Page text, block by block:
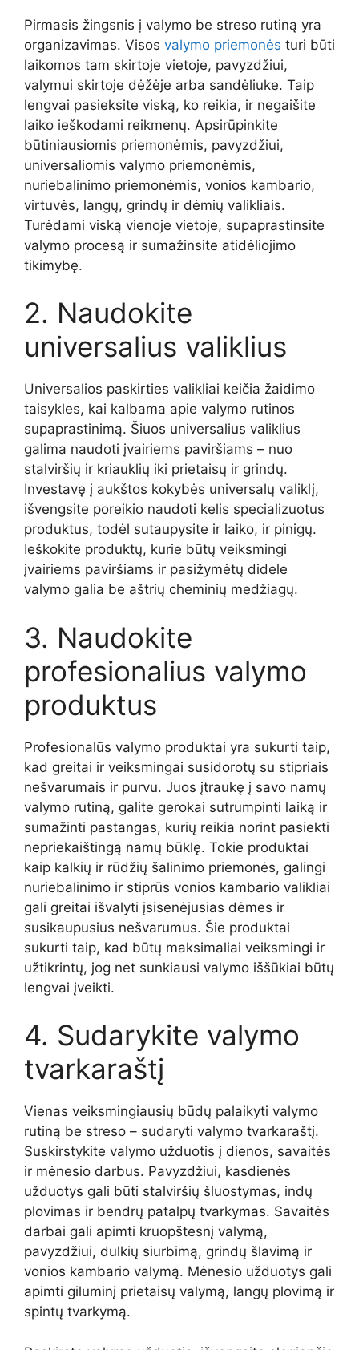
Pirmasis žingsnis į valymo be streso rutiną yra
organizavimas. Visos valymo priemonės turi būti
laikomos tam skirtoje vietoje, pavyzdžiui,
valymui skirtoje dėžėje arba sandėliuke. Taip
lengvai pasieksite viską, ko reikia, ir negaišite
laiko ieškodami reikmenų. Apsirūpinkite
būtiniausiomis priemonėmis, pavyzdžiui,
universaliomis valymo priemonėmis,
nuriebalinimo priemonėmis, vonios kambario,
virtuvės, langų, grindų ir dėmių valikliais.
Turėdami viską vienoje vietoje, supaprastinsite
valymo procesą ir sumažinsite atidėliojimo
tikimybę.
2. Naudokite
universalius valiklius
Universalios paskirties valikliai keičia žaidimo
taisykles, kai kalbama apie valymo rutinos
supaprastinimą. Šiuos universalius valiklius
galima naudoti įvairiems paviršiams – nuo
stalviršių ir kriauklių iki prietaisų ir grindų.
Investavę į aukštos kokybės universalų valiklį,
išvengsite poreikio naudoti kelis specializuotus
produktus, todėl sutaupysite ir laiko, ir pinigų.
Ieškokite produktų, kurie būtų veiksmingi
įvairiems paviršiams ir pasižymėtų didele
valymo galia be aštrių cheminių medžiagų.
3. Naudokite
profesionalius valymo
produktus
Profesionalūs valymo produktai yra sukurti taip,
kad greitai ir veiksmingai susidorotų su stipriais
nešvarumais ir purvu. Juos įtraukę į savo namų
valymo rutiną, galite gerokai sutrumpinti laiką ir
sumažinti pastangas, kurių reikia norint pasiekti
nepriekaištingą namų būklę. Tokie produktai
kaip kalkių ir rūdžių šalinimo priemonės, galingi
nuriebalinimo ir stiprūs vonios kambario valikliai
gali greitai išvalyti įsisenėjusias dėmes ir
susikaupusius nešvarumus. Šie produktai
sukurti taip, kad būtų maksimaliai veiksmingi ir
užtikrintų, jog net sunkiausi valymo iššūkiai būtų
lengvai įveikti.
4. Sudarykite valymo
tvarkaraštį
Vienas veiksmingiausių būdų palaikyti valymo
rutiną be streso – sudaryti valymo tvarkaraštį.
Suskirstykite valymo užduotis į dienos, savaitės
ir mėnesio darbus. Pavyzdžiui, kasdienės
užduotys gali būti stalviršių šluostymas, indų
plovimas ir bendrų patalpų tvarkymas. Savaitės
darbai gali apimti kruopštesnį valymą,
pavyzdžiui, dulkių siurbimą, grindų šlavimą ir
vonios kambario valymą. Mėnesio užduotys gali
apimti giluminį prietaisų valymą, langų plovimą ir
spintų tvarkymą.